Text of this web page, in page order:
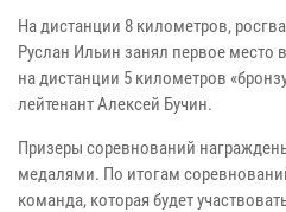
На дистанции 8 километров,
Руслан Ильин занял первое место
на дистанции 5 километров
лейтенант Алексей Бучин.
Призеры соревнований
медалями. По итогам
команда, которая будет